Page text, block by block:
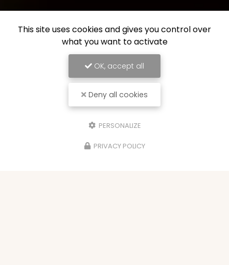
This site uses cookies and gives you control over
what you want to activate
OK, accept all
Deny all cookies
PERSONALIZE
PRIVACY POLICY